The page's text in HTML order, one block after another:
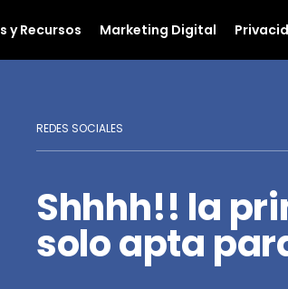
y Recursos Marketing Digital
REDES SOCIALES
Shhhh!! la
solo apta